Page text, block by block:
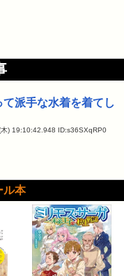
て派手な水着を着てし
) 19:10:42.948 ID:s36SXqRP0
ル本